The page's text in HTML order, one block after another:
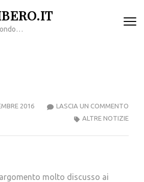
2016 LASCIA UN COMMENTO
ALTRE NOTIZIE
molto discusso ai